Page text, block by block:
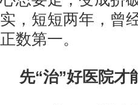
实，短短两年，曾
正数第一。
先“治”好医院才